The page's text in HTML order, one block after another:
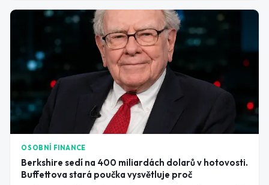
OSOBNÍ FINANCE
Berkshire sedí na 400 miliardách dolarů v hotovosti.
Buffettova stará poučka vysvětluje proč